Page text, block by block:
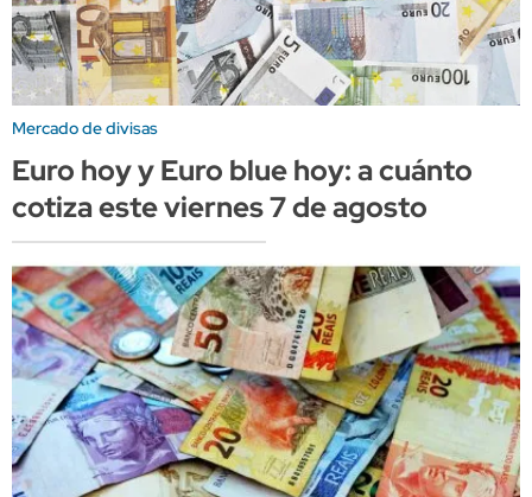
Mercado de divisas
Euro hoy y Euro blue hoy: a cuánto
cotiza este viernes 7 de agosto